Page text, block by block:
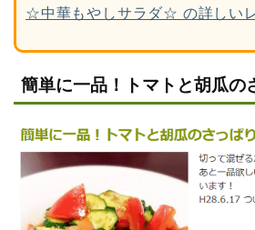
☆中華もやしサラダ☆ の詳しい
簡単に一品！トマトと胡瓜の